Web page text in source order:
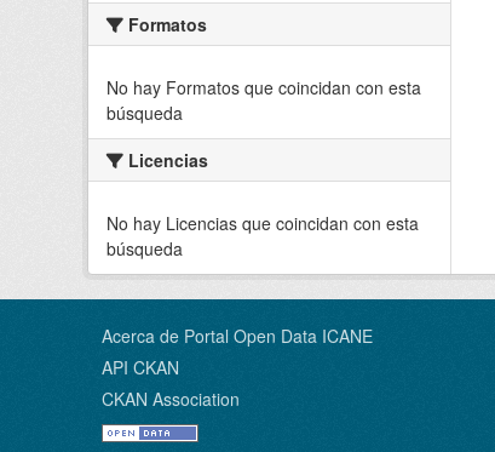
Formatos
No hay Formatos que coincidan con esta
búsqueda
Licencias
No hay Licencias que coincidan con esta
búsqueda
Acerca de Portal Open Data ICANE
API CKAN
CKAN Association